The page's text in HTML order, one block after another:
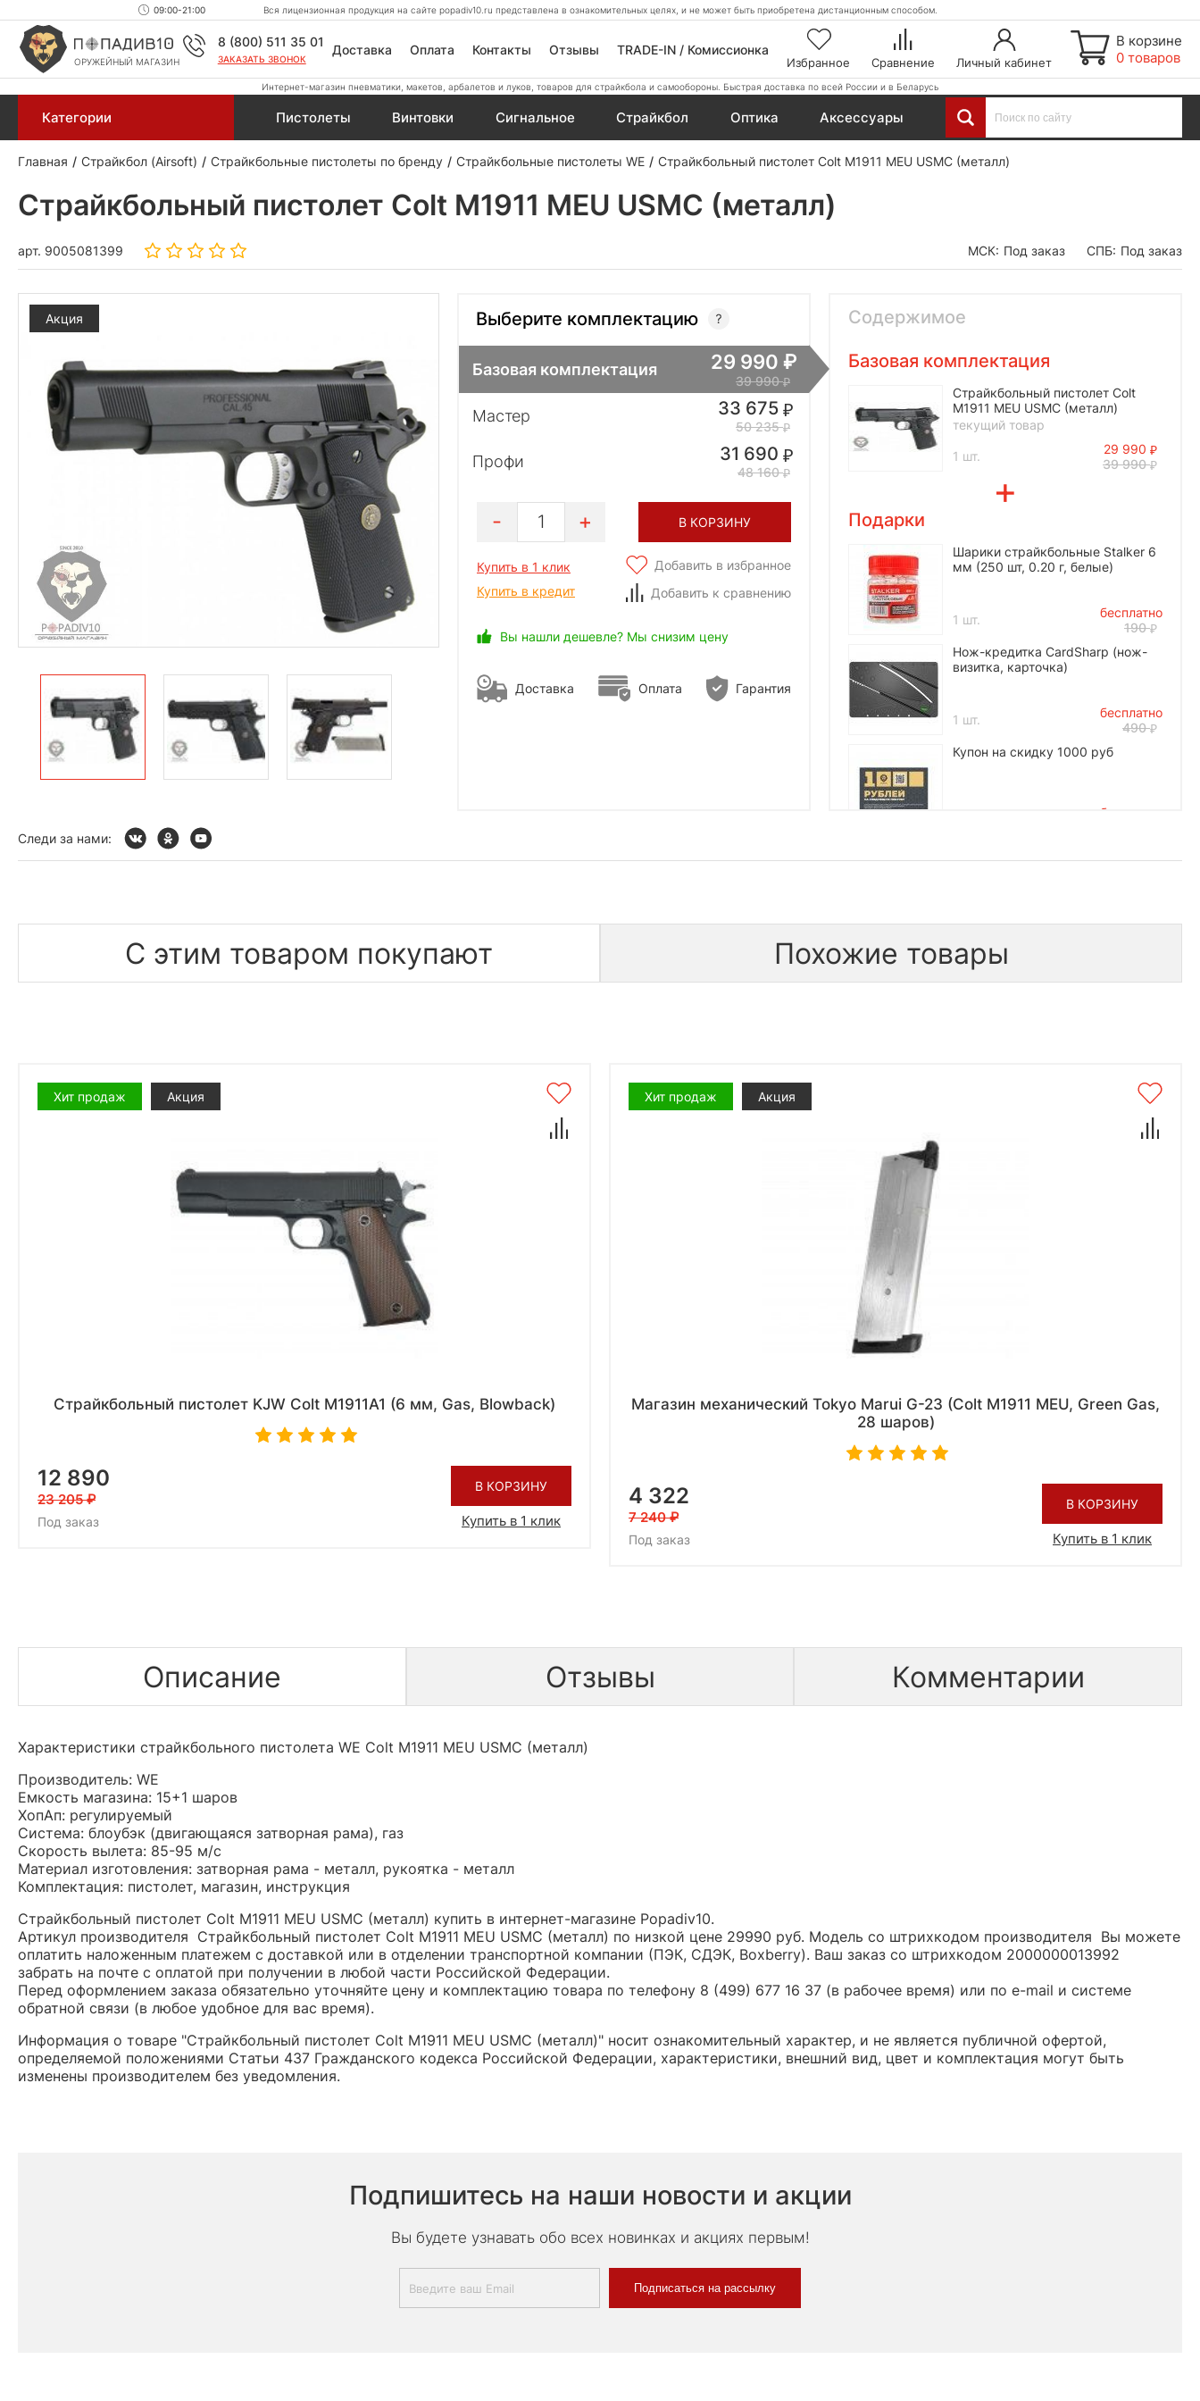
09:00-21:00 Вся лицензионная продукция на сайте popadiv10.ru представлена в ознакомительных целях, и не может быть приобретена дистанционным способом.
ОРУЖЕЙНЫЙ МАГАЗИН
8 (800) 511 35 01
ЗАКАЗАТЬ ЗВОНОК
Доставка Оплата Контакты Отзывы TRADE-IN / Комиссионка
Избранное Сравнение Личный кабинет
В корзине
0 товаров
Интернет-магазин пневматики, макетов, арбалетов и луков, товаров для страйкбола и самообороны. Быстрая доставка по всей России и в Беларусь
Категории Пистолеты Винтовки Сигнальное Страйкбол Оптика Аксессуары
Главная Страйкбол (Airsoft) Страйкбольные пистолеты по бренду Страйкбольные пистолеты WE Страйкбольный пистолет Colt M1911 MEU USMC (металл)
Страйкбольный пистолет Colt M1911 MEU USMC (металл)
арт. 9005081399 МСК: Под заказ СПБ: Под заказ
Акция Выберите комплектацию
Базовая комплектация 29 990
39 990
Мастер 33 675
50 235
Профи 31 690
48 160
1 В КОРЗИНУ
Купить в 1 клик
Купить в кредит
Добавить в избранное
Добавить к сравнению
Вы нашли дешевле? Мы снизим цену
Доставка Оплата Гарантия
Содержимое
Базовая комплектация
Страйкбольный пистолет Colt
M1911 MEU USMC (металл)
текущий товар
1 шт.
29 990
39 990
Подарки
Шарики страйкбольные Stalker 6
мм (250 шт, 0.20 г, белые)
1 шт.
бесплатно
190
Нож-кредитка CardSharp (нож-
визитка, карточка)
1 шт.
бесплатно
490
Купон на скидку 1000 руб
бесплатно
*количество подарков ограничено
Следи за нами:
С этим товаром покупают Похожие товары
Хит продаж Акция
Страйкбольный пистолет KJW Colt M1911A1 (6 мм, Gas, Blowback)
12 890
23 205
Под заказ
В КОРЗИНУ
Купить в 1 клик
Хит продаж Акция
Магазин механический Tokyo Marui G-23 (Colt M1911 MEU, Green Gas,
28 шаров)
4 322
7 240
Под заказ
В КОРЗИНУ
Купить в 1 клик
Описание Отзывы Комментарии
Характеристики страйкбольного пистолета WE Colt M1911 MEU USMC (металл)
Производитель: WE
Емкость магазина: 15+1 шаров
ХопАп: регулируемый
Система: блоубэк (двигающаяся затворная рама), газ
Скорость вылета: 85-95 м/с
Материал изготовления: затворная рама - металл, рукоятка - металл
Комплектация: пистолет, магазин, инструкция
Страйкбольный пистолет Colt M1911 MEU USMC (металл) купить в интернет-магазине Popadiv10.
Артикул производителя Страйкбольный пистолет Colt M1911 MEU USMC (металл) по низкой цене 29990 руб. Модель со штрихкодом производителя Вы можете
оплатить наложенным платежем с доставкой или в отделении транспортной компании (ПЭК, СДЭК, Boxberry). Ваш заказ со штрихкодом 2000000013992
забрать на почте с оплатой при получении в любой части Российской Федерации.
Перед оформлением заказа обязательно уточняйте цену и комплектацию товара по телефону 8 (499) 677 16 37 (в рабочее время) или по e-mail и системе
обратной связи (в любое удобное для вас время).
Информация о товаре "Страйкбольный пистолет Colt M1911 MEU USMC (металл)" носит ознакомительный характер, и не является публичной офертой,
определяемой положениями Статьи 437 Гражданского кодекса Российской Федерации, характеристики, внешний вид, цвет и комплектация могут быть
изменены производителем без уведомления.
Подпишитесь на наши новости и акции
Вы будете узнавать обо всех новинках и акциях первым!
Подписаться на рассылку